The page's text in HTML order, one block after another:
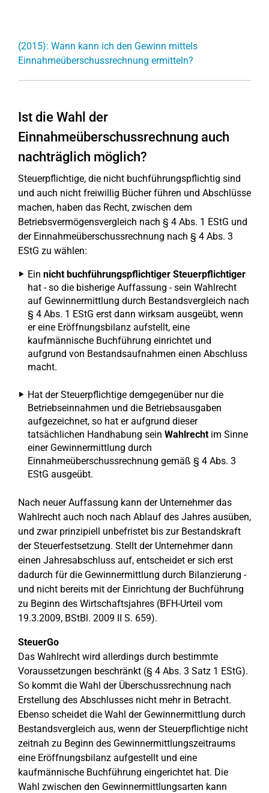
(2015): Wann kann ich den Gewinn mittels
Einnahmeüberschussrechnung ermitteln?
Ist die Wahl der
Einnahmeüberschussrechnung auch
nachträglich möglich?
Steuerpflichtige, die nicht buchführungspflichtig sind
und auch nicht freiwillig Bücher führen und Abschlüsse
machen, haben das Recht, zwischen dem
Betriebsvermögensvergleich nach § 4 Abs. 1 EStG und
der Einnahmeüberschussrechnung nach § 4 Abs. 3
EStG zu wählen:
Ein nicht buchführungspflichtiger Steuerpflichtiger
hat - so die bisherige Auffassung - sein Wahlrecht
auf Gewinnermittlung durch Bestandsvergleich nach
§ 4 Abs. 1 EStG erst dann wirksam ausgeübt, wenn
er eine Eröffnungsbilanz aufstellt, eine
kaufmännische Buchführung einrichtet und
aufgrund von Bestandsaufnahmen einen Abschluss
macht.
Hat der Steuerpflichtige demgegenüber nur die
Betriebseinnahmen und die Betriebsausgaben
aufgezeichnet, so hat er aufgrund dieser
tatsächlichen Handhabung sein Wahlrechtim Sinne
einer Gewinnermittlung durch
Einnahmeüberschussrechnung gemäß § 4 Abs. 3
EStG ausgeübt.
Nach neuer Auffassung kann der Unternehmer das
Wahlrecht auch noch nach Ablauf des Jahres ausüben,
und zwar prinzipiell unbefristet bis zur Bestandskraft
der Steuerfestsetzung. Stellt der Unternehmer dann
einen Jahresabschluss auf, entscheidet er sich erst
dadurch für die Gewinnermittlung durch Bilanzierung -
und nicht bereits mit der Einrichtung der Buchführung
zu Beginn des Wirtschaftsjahres (BFH-Urteil vom
19.3.2009, BStBl. 2009 II S. 659).
SteuerGo
Das Wahlrecht wird allerdings durch bestimmte
Voraussetzungen beschränkt (§ 4 Abs. 3 Satz 1 EStG).
So kommt die Wahl der Überschussrechnung nach
Erstellung des Abschlusses nicht mehr in Betracht.
Ebenso scheidet die Wahl der Gewinnermittlung durch
Bestandsvergleich aus, wenn der Steuerpflichtige nicht
zeitnah zu Beginn des Gewinnermittlungszeitraums
eine Eröffnungsbilanz aufgestellt und eine
kaufmännische Buchführung eingerichtet hat. Die
Wahl zwischen den Gewinnermittlungsarten kann